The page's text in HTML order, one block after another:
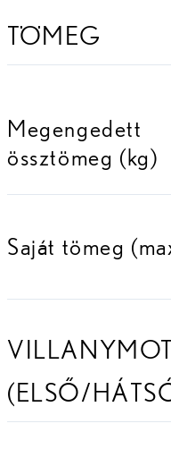
TÖMEG
Megengedett
össztömeg (kg)
Saját tömeg
(ELSŐ/